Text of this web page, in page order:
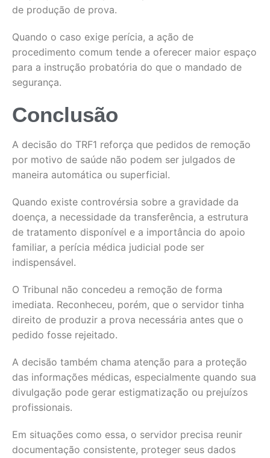
de produção de prova.
Quando o caso exige perícia, a ação de
procedimento comum tende a oferecer maior espaço
para a instrução probatória do que o mandado de
segurança.
Conclusão
A decisão do TRF1 reforça que pedidos de remoção
por motivo de saúde não podem ser julgados de
maneira automática ou superficial.
Quando existe controvérsia sobre a gravidade da
doença, a necessidade da transferência, a estrutura
de tratamento disponível e a importância do apoio
familiar, a perícia médica judicial pode ser
indispensável.
O Tribunal não concedeu a remoção de forma
imediata. Reconheceu, porém, que o servidor tinha
direito de produzir a prova necessária antes que o
pedido fosse rejeitado.
A decisão também chama atenção para a proteção
das informações médicas, especialmente quando sua
divulgação pode gerar estigmatização ou prejuízos
profissionais.
Em situações como essa, o servidor precisa reunir
documentação consistente, proteger seus dados